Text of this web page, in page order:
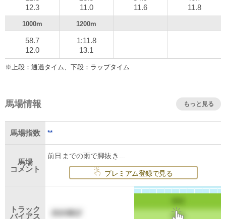
12.3
11.0
11.6
11.8
1000m 1200m
58.7
12.0
1:11.8
13.1
※上段：通過タイム、下段：ラップタイム
馬場情報 もっと見る
馬場指数 **
馬場
コメント
前日までの雨で脚抜き...
プレミアム登録で見る
トラック
バイアス